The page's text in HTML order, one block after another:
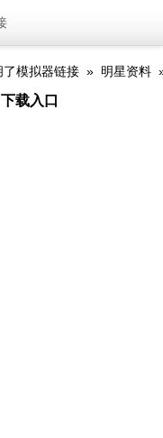
模拟器链接 » 明星资料
载入口